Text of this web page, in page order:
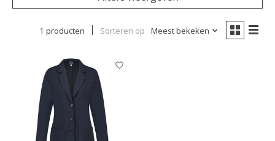
1 producten Sorteren op Meest bekeken